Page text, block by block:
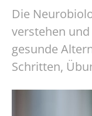
Die
verstehen
gesunde
Schritten,